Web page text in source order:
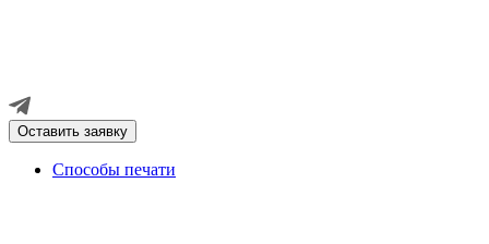
Оставить заявку
Способы печати